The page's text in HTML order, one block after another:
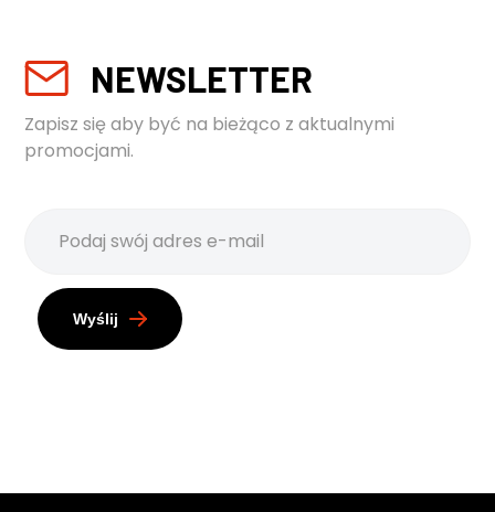
NEWSLETTER
Zapisz się aby być na bieżąco z aktualnymi
promocjami.
Wyślij